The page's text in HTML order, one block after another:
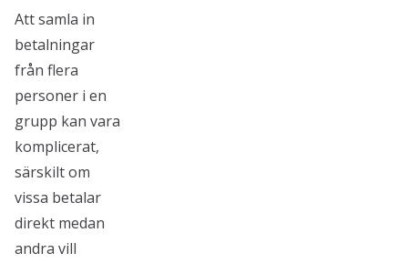
Att samla in
betalningar
från flera
personer i en
grupp kan vara
komplicerat,
särskilt om
vissa betalar
direkt medan
andra vill